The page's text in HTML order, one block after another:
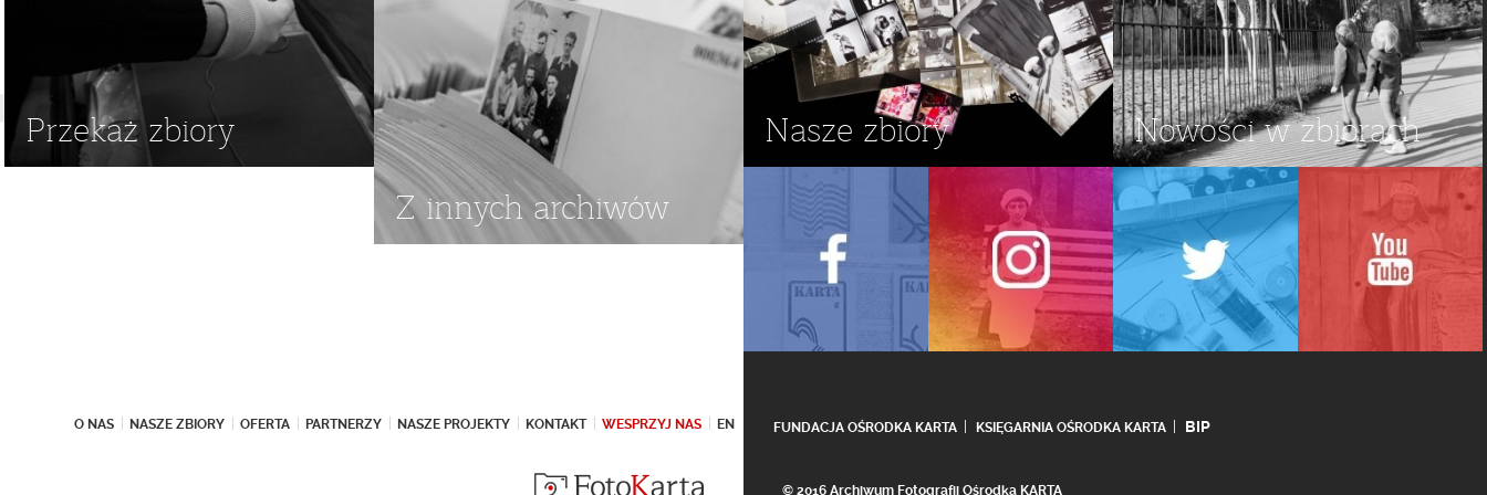
Przekaż zbiory
Z innych archiwów
Nasze zbiory Nowości w zbiorach
O NAS NASZE ZBIORY OFERTA PARTNERZY NASZE PROJEKTY KONTAKT WESPRZYJ NAS EN FUNDACJA OŚRODKA KARTA KSIĘGARNIA OŚRODKA KARTA BIP
© 2016 Archiwum Fotografii Ośrodka KARTA